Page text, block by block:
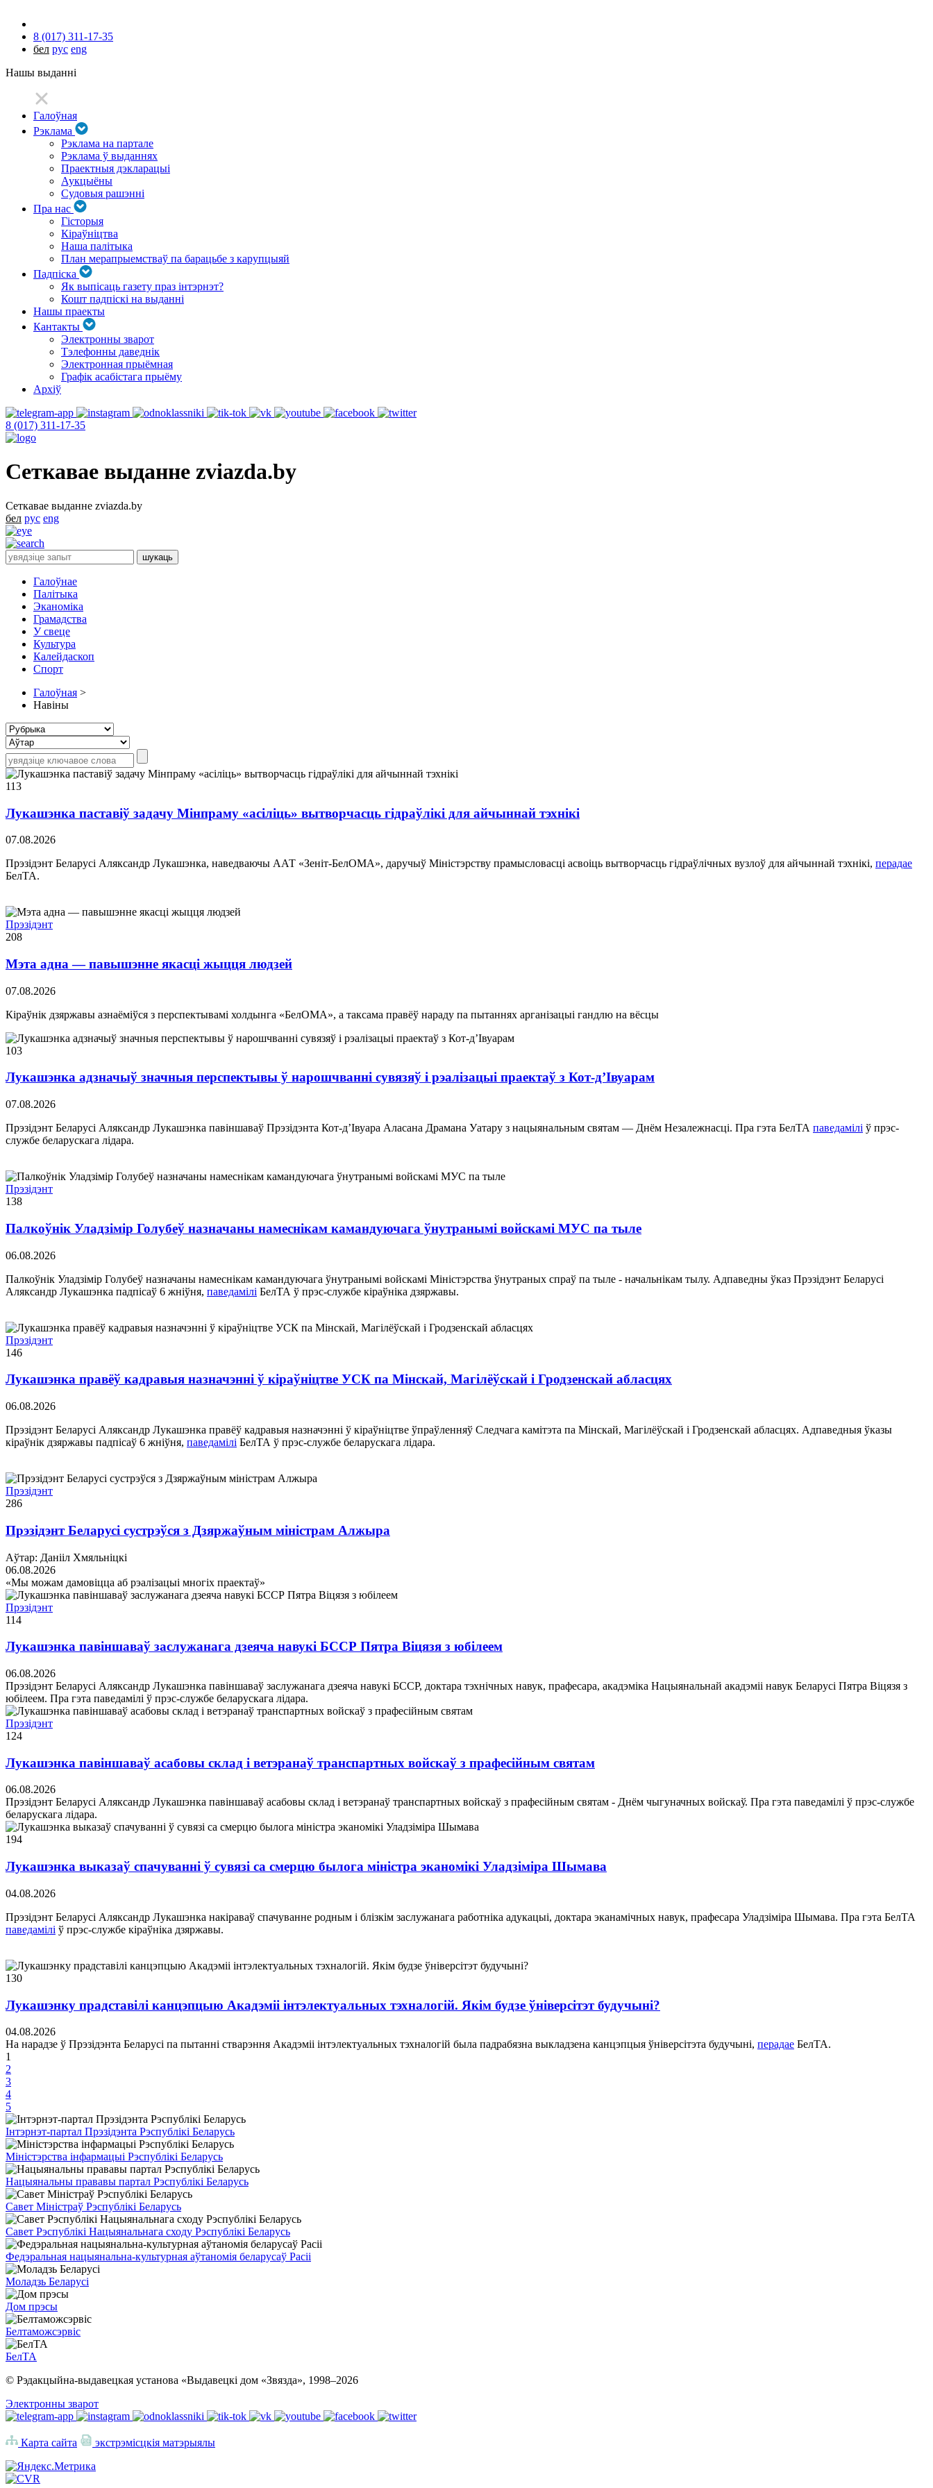
8 (017) 311-17-35
бел рус eng
Нашы выданні
Галоўная
Рэклама
Рэклама на партале
Рэклама ў выданнях
Праектныя дэкларацыі
Аукцыёны
Судовыя рашэнні
Пра нас
Гісторыя
Кіраўніцтва
Наша палітыка
План мерапрыемстваў па барацьбе з карупцыяй
Падпіска
Як выпісаць газету праз інтэрнэт?
Кошт падпіскі на выданні
Нашы праекты
Кантакты
Электронны зварот
Тэлефонны даведнік
Электронная прыёмная
Графік асабістага прыёму
Архіў
8 (017) 311-17-35
Сеткавае выданне zviazda.by
Сеткавае выданне zviazda.by
бел рус eng
Галоўнае
Палітыка
Эканоміка
Грамадства
У свеце
Культура
Калейдаскоп
Спорт
Галоўная >
Навіны
113
Лукашэнка паставіў задачу Мінпраму «асіліць» вытворчасць гідраўлікі для айчыннай тэхнікі
07.08.2026
Прэзідэнт Беларусі Аляксандр Лукашэнка, наведваючы ААТ «Зеніт-БелОМА», даручыў Міністэрству прамысловасці асвоіць вытворчасць гідраўлічных вузлоў для айчыннай тэхнікі, перадае
БелТА.
Прэзідэнт
208
Мэта адна — павышэнне якасці жыцця людзей
07.08.2026
Кіраўнік дзяржавы азнаёміўся з перспектывамі холдынга «БелОМА», а таксама правёў нараду па пытаннях арганізацыі гандлю на вёсцы
103
Лукашэнка адзначыў значныя перспектывы ў нарошчванні сувязяў і рэалізацыі праектаў з Кот-д’Івуарам
07.08.2026
Прэзідэнт Беларусі Аляксандр Лукашэнка павіншаваў Прэзідэнта Кот-д’Івуара Аласана Драмана Уатару з нацыянальным святам — Днём Незалежнасці. Пра гэта БелТА паведамілі ў прэс-
службе беларускага лідара.
Прэзідэнт
138
Палкоўнік Уладзімір Голубеў назначаны намеснікам камандуючага ўнутранымі войскамі МУС па тыле
06.08.2026
Палкоўнік Уладзімір Голубеў назначаны намеснікам камандуючага ўнутранымі войскамі Міністэрства ўнутраных спраў па тыле - начальнікам тылу. Адпаведны ўказ Прэзідэнт Беларусі
Аляксандр Лукашэнка падпісаў 6 жніўня, паведамілі БелТА ў прэс-службе кіраўніка дзяржавы.
Прэзідэнт
146
Лукашэнка правёў кадравыя назначэнні ў кіраўніцтве УСК па Мінскай, Магілёўскай і Гродзенскай абласцях
06.08.2026
Прэзідэнт Беларусі Аляксандр Лукашэнка правёў кадравыя назначэнні ў кіраўніцтве ўпраўленняў Следчага камітэта па Мінскай, Магілёўскай і Гродзенскай абласцях. Адпаведныя ўказы
кіраўнік дзяржавы падпісаў 6 жніўня, паведамілі БелТА ў прэс-службе беларускага лідара.
Прэзідэнт
286
Прэзідэнт Беларусі сустрэўся з Дзяржаўным міністрам Алжыра
Аўтар: Данііл Хмяльніцкі
06.08.2026
«Мы можам дамовіцца аб рэалізацыі многіх праектаў»
Прэзідэнт
114
Лукашэнка павіншаваў заслужанага дзеяча навукі БССР Пятра Віцязя з юбілеем
06.08.2026
Прэзідэнт Беларусі Аляксандр Лукашэнка павіншаваў заслужанага дзеяча навукі БССР, доктара тэхнічных навук, прафесара, акадэміка Нацыянальнай акадэміі навук Беларусі Пятра Віцязя з
юбілеем. Пра гэта паведамілі ў прэс-службе беларускага лідара.
Прэзідэнт
124
Лукашэнка павіншаваў асабовы склад і ветэранаў транспартных войскаў з прафесійным святам
06.08.2026
Прэзідэнт Беларусі Аляксандр Лукашэнка павіншаваў асабовы склад і ветэранаў транспартных войскаў з прафесійным святам - Днём чыгуначных войскаў. Пра гэта паведамілі ў прэс-службе
беларускага лідара.
194
Лукашэнка выказаў спачуванні ў сувязі са смерцю былога міністра эканомікі Уладзіміра Шымава
04.08.2026
Прэзідэнт Беларусі Аляксандр Лукашэнка накіраваў спачуванне родным і блізкім заслужанага работніка адукацыі, доктара эканамічных навук, прафесара Уладзіміра Шымава. Пра гэта БелТА
паведамілі ў прэс-службе кіраўніка дзяржавы.
130
Лукашэнку прадставілі канцэпцыю Акадэміі інтэлектуальных тэхналогій. Якім будзе ўніверсітэт будучыні?
04.08.2026
На нарадзе ў Прэзідэнта Беларусі па пытанні стварэння Акадэміі інтэлектуальных тэхналогій была падрабязна выкладзена канцэпцыя ўніверсітэта будучыні, перадае БелТА.
1
2
3
4
5
Інтэрнэт-партал Прэзідэнта Рэспублікі Беларусь
Міністэрства інфармацыі Рэспублікі Беларусь
Нацыянальны прававы партал Рэспублікі Беларусь
Савет Міністраў Рэспублікі Беларусь
Савет Рэспублікі Нацыянальнага сходу Рэспублікі Беларусь
Федэральная нацыянальна-культурная аўтаномія беларусаў Расіі
Моладзь Беларусі
Дом прэсы
Белтаможсэрвіс
БелТА
© Рэдакцыйна-выдавецкая установа «Выдавецкі дом «Звязда», 1998–2026
Электронны зварот
Карта сайта экстрэмісцкія матэрыялы